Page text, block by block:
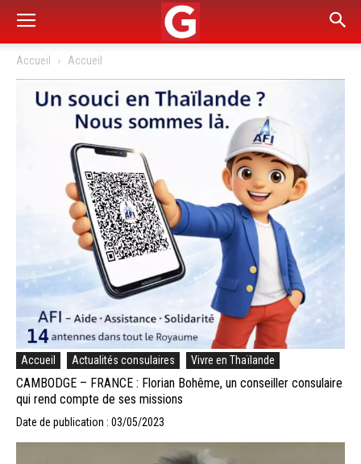
Accueil Accueil
Accueil Actualités consulaires Vivre en Thaïlande
CAMBODGE – FRANCE : Florian Bohême, un conseiller consulaire
qui rend compte de ses missions
Date de publication : 03/05/2023